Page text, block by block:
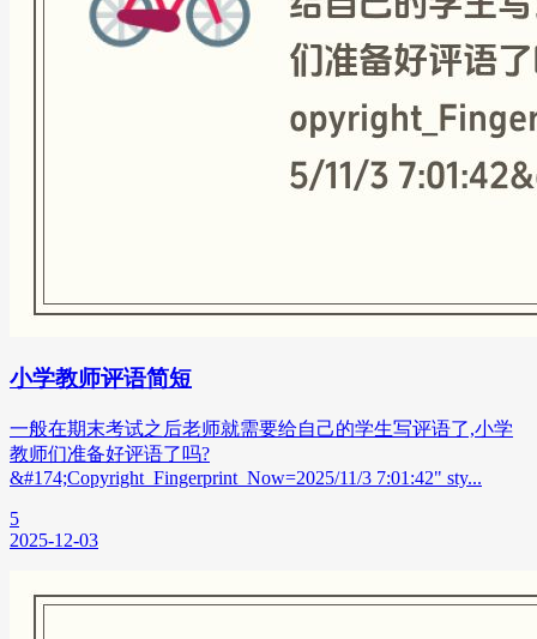
小学教师评语简短
一般在期末考试之后老师就需要给自己的学生写评语了,小学
教师们准备好评语了吗?
&#174;Copyright_Fingerprint_Now=2025/11/3 7:01:42" sty...
5
2025-12-03